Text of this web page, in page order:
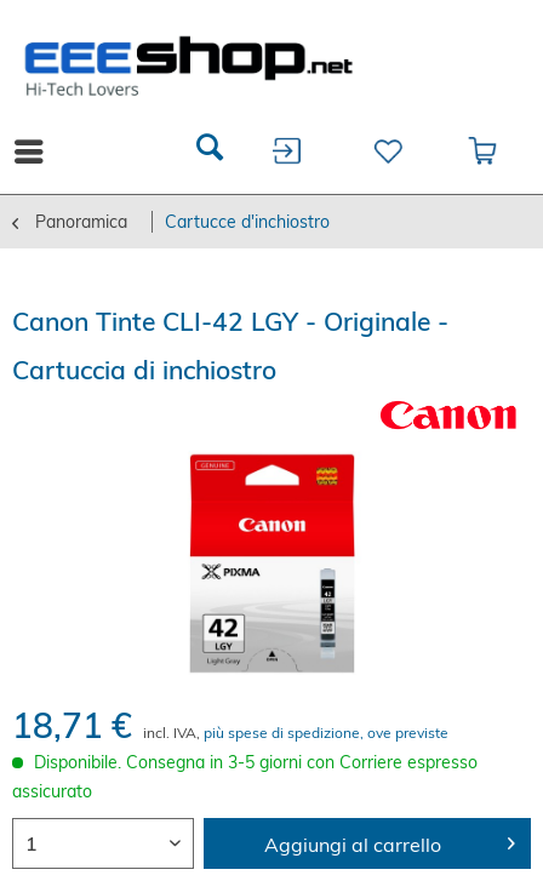
Panoramica Cartucce d'inchiostro
Canon Tinte CLI-42 LGY - Originale -
Cartuccia di inchiostro
18,71 € incl. IVA, più spese di spedizione, ove previste
Disponibile. Consegna in 3-5 giorni con Corriere espresso
assicurato
Aggiungi al carrello